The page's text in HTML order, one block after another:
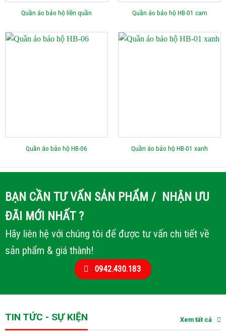
Quần áo bảo hộ liền quần Quần áo bảo hộ HB-01 cam
Quần áo bảo hộ HB-06 Quần áo bảo hộ HB-01 xanh
BẠN CẦN TƯ VẤN SẢN PHẨM / NHẬN ƯU
ĐÃI MỚI NHẤT ?
Hãy liên hệ với chúng tôi để được tư vấn chi tiết về
sản phẩm & giá thành!
0942.430.183
TIN TỨC - SỰ KIỆN Xem tất cả